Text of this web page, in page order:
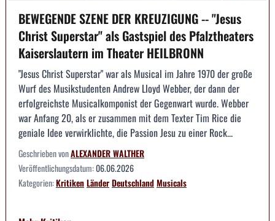
BEWEGENDE SZENE DER KREUZIGUNG -- "Jesus
Christ Superstar" als Gastspiel des Pfalztheaters
Kaiserslautern im Theater HEILBRONN
"Jesus Christ Superstar" war als Musical im Jahre 1970 der große
Wurf des Musikstudenten Andrew Lloyd Webber, der dann der
erfolgreichste Musicalkomponist der Gegenwart wurde. Webber
war Anfang 20, als er zusammen mit dem Texter Tim Rice die
geniale Idee verwirklichte, die Passion Jesu zu einer Rock...
Geschrieben vonALEXANDER WALTHER
Veröffentlichungsdatum:06.06.2026
Kategorien:KritikenLänderDeutschlandMusicals